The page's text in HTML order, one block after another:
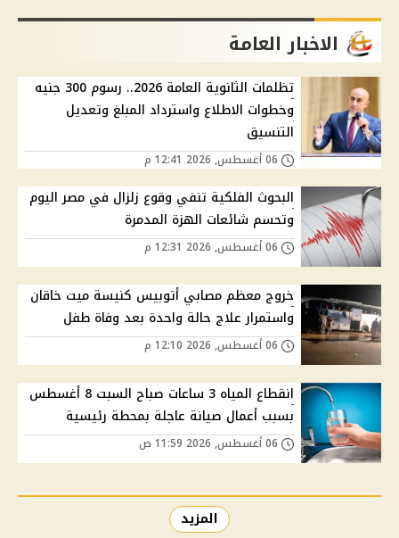
الاخبار العامة
تظلمات الثانوية العامة 2026.. رسوم 300 جنيه
وخطوات الاطلاع واسترداد المبلغ وتعديل
التنسيق
البحوث الفلكية تنفي وقوع زلزال في مصر اليوم
وتحسم شائعات الهزة المدمرة
خروج معظم مصابي أتوبيس كنيسة ميت خاقان
واستمرار علاج حالة واحدة بعد وفاة طفل
انقطاع المياه 3 ساعات صباح السبت 8 أغسطس
بسبب أعمال صيانة عاجلة بمحطة رئيسية
المزيد